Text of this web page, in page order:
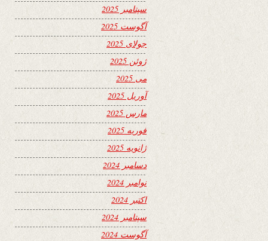
سپتامبر 2025
آگوست 2025
جولای 2025
ژوئن 2025
می 2025
آوریل 2025
مارس 2025
فوریه 2025
ژانویه 2025
دسامبر 2024
نوامبر 2024
اکتبر 2024
سپتامبر 2024
آگوست 2024